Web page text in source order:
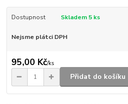
Dostupnost Skladem 5 ks
Nejsme plátci DPH
95,00 Kč/ks
Přidat do košíku